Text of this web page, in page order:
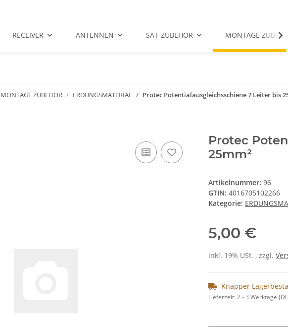
RECEIVER ANTENNEN SAT-ZUBEHÖR MONTAGE
MONTAGE ZUBEHÖR ERDUNGSMATERIAL Protec Potentialausgleichsschiene 7 Leiter bis
Protec
25mm²
Artikelnummer: 96
GTIN: 4016705102266
Kategorie:
5,00 €
inkl. 19% USt. , zzgl.
Knapper
Lieferzeit:2 - 3 Werktage